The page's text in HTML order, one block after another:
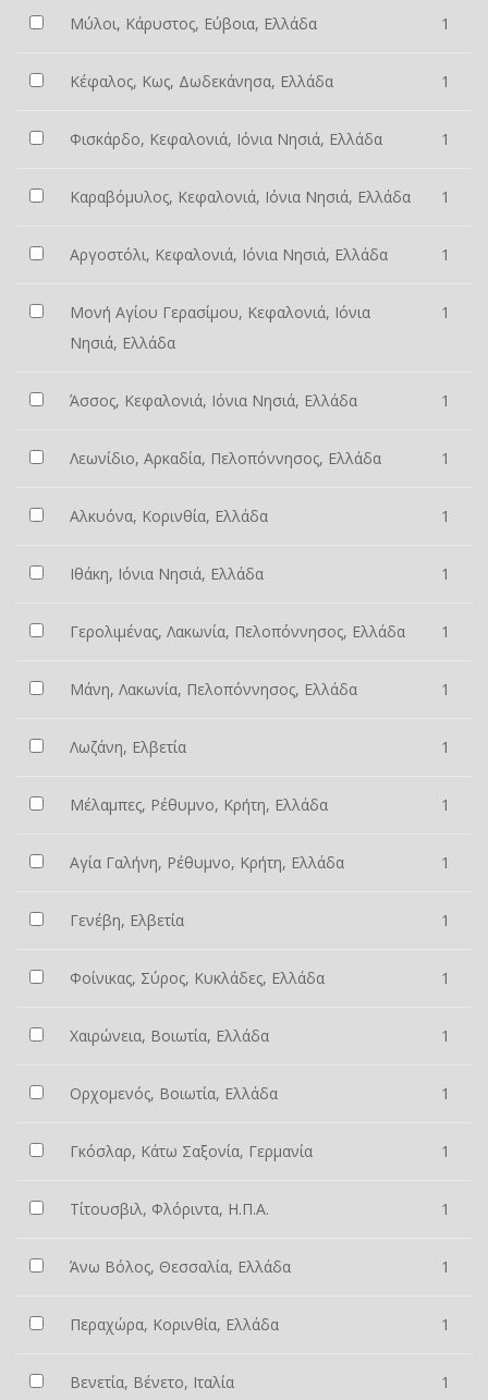
Μύλοι, Κάρυστος, Εύβοια, Ελλάδα 1
Κέφαλος, Κως, Δωδεκάνησα, Ελλάδα 1
Φισκάρδο, Κεφαλονιά, Ιόνια Νησιά, Ελλάδα 1
Καραβόμυλος, Κεφαλονιά, Ιόνια Νησιά, Ελλάδα 1
Αργοστόλι, Κεφαλονιά, Ιόνια Νησιά, Ελλάδα 1
Μονή Αγίου Γερασίμου, Κεφαλονιά, Ιόνια
Νησιά, Ελλάδα
1
Άσσος, Κεφαλονιά, Ιόνια Νησιά, Ελλάδα 1
Λεωνίδιο, Αρκαδία, Πελοπόννησος, Ελλάδα 1
Αλκυόνα, Κορινθία, Ελλάδα 1
Ιθάκη, Ιόνια Νησιά, Ελλάδα 1
Γερολιμένας, Λακωνία, Πελοπόννησος, Ελλάδα 1
Μάνη, Λακωνία, Πελοπόννησος, Ελλάδα 1
Λωζάνη, Ελβετία 1
Μέλαμπες, Ρέθυμνο, Κρήτη, Ελλάδα 1
Αγία Γαλήνη, Ρέθυμνο, Κρήτη, Ελλάδα 1
Γενέβη, Ελβετία 1
Φοίνικας, Σύρος, Κυκλάδες, Ελλάδα 1
Χαιρώνεια, Βοιωτία, Ελλάδα 1
Ορχομενός, Βοιωτία, Ελλάδα 1
Γκόσλαρ, Κάτω Σαξονία, Γερμανία 1
Τίτουσβιλ, Φλόριντα, Η.Π.Α. 1
Άνω Βόλος, Θεσσαλία, Ελλάδα 1
Περαχώρα, Κορινθία, Ελλάδα 1
Βενετία, Βένετο, Ιταλία 1